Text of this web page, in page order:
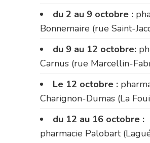
du 2 au 9 octobre :
Bonnemaire (rue Saint-
du 9 au 12 octobre:
Carnus (rue Marcellin-
Le 12 octobre :
Charignon-Dumas (La
du 12 au 16 octobre :
pharmacie Palobart